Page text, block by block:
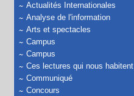
Actualités Internationales
Analyse de l'information
Arts et spectacles
Campus
Campus
Ces lectures qui nous habitent
Communiqué
Concours